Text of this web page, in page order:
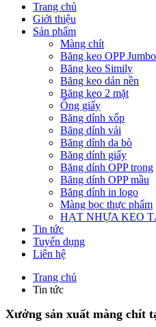
Trang chủ
Giới thiệu
Sản phẩm
Màng chít
Băng keo OPP Jumbo
Băng keo Simily
Băng keo dán nền
Băng keo 2 mặt
Ống giấy
Băng dính xốp
Băng dính vải
Băng dính da bò
Băng dính giấy
Băng dính OPP trong
Băng dính OPP mầu
Băng dính in logo
Màng bọc thực phẩm
HẠT NHỰA KEO
Tin tức
Tuyển dụng
Liên hệ
Trang chủ
Tin tức
Xưởng sản xuất màng chít